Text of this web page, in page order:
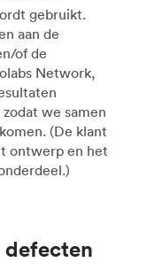
gebruikt.
aan de
of de
Network,
we samen
(De klant
ontwerp en het
defecten